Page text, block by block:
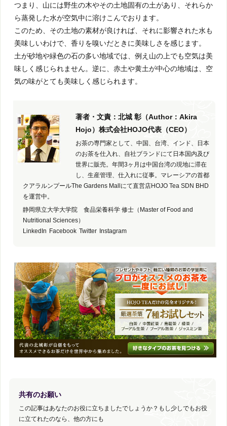
つまり、山には野生の木やその土地固有の土があり、それらか
ら蒸発した水が空気中に溶けこんでおります。
このため、その土地の素材が良ければ、それに影響された水も
美味しいわけで、香りを嗅いだときに美味しさを感じます。
土が砂地や緑色の石の多い地域では、例え山の上でも空気は美
味しく感じられません。逆に、赤土や黄土が中心の地域は、空
気の味がとても美味しく感じられます。
著者・文責：北城 彰（Author：Akira
Hojo）株式会社HOJO代表（CEO）
お茶の専門家として、中国、台湾、インド、日本
のお茶を仕入れ、自社ブランドにて日本国内及び
世界に販売。年間3ヶ月は中国台湾の現地に滞在
し、生産管理、仕入れに従事。マレーシアの首都
クアラルンプールThe Gardens Mallにて直営店HOJO Tea SDN BHD
を運営中。
静岡県立大学大学院 食品栄養科学 修士（Master of Food and
Nutritional Sciences）
LinkedIn Facebook Twitter Instagram
共有のお願い
この記事はあなたのお役に立ちましたでしょうか？もし少しでもお役
に立てれたのなら、他の方にも